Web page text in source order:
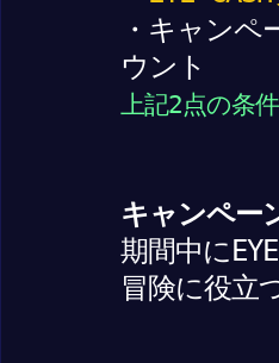
・キャン
ウント
上記2点の条
キャンペー
期間中に
冒険に役立